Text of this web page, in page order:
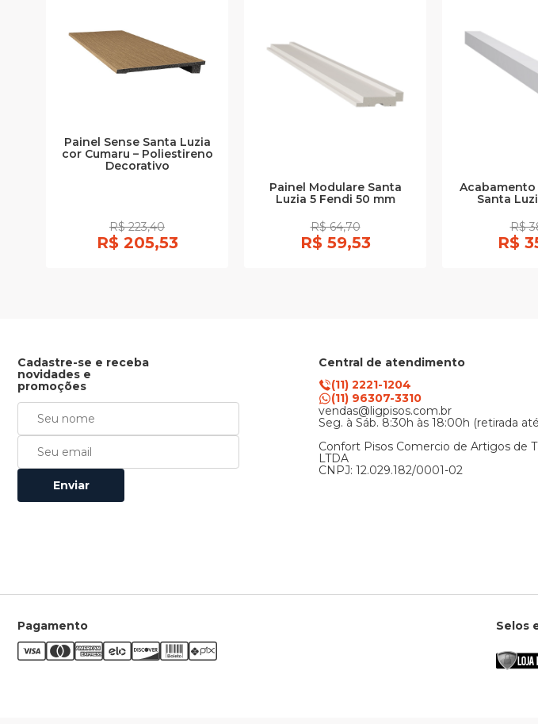
Painel Sense Santa Luzia
cor Cumaru – Poliestireno
Decorativo
R$ 223,40
R$ 205,53
Painel Modulare Santa
Luzia 5 Fendi 50 mm
R$ 64,70
R$ 59,53
Acabamento
Santa
R$
R$
Cadastre-se e receba
novidades e
promoções
Enviar
Central de atendimento
(11) 2221-1204
(11) 96307-3310
vendas@ligpisos.com.br
Seg. à Sáb. 8:30h às 18:00h (retirada
Confort Pisos Comercio de Artigos de
LTDA
CNPJ: 12.029.182/0001-02
Pagamento Selos